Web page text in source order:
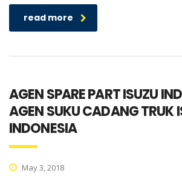
read more
AGEN SPARE PART ISUZU
AGEN SUKU CADANG TRUK
INDONESIA
May 3, 2018